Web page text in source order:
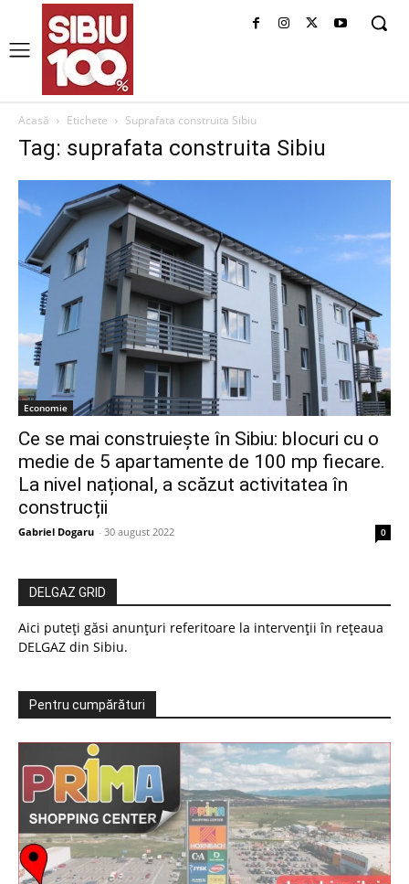
Acasă Etichete Suprafata construita Sibiu
Tag: suprafata construita Sibiu
Economie
Ce se mai construiește în Sibiu: blocuri cu o
medie de 5 apartamente de 100 mp fiecare.
La nivel național, a scăzut activitatea în
construcții
Gabriel Dogaru - 30 august 2022 0
DELGAZ GRID
Aici puteți găsi anunțuri referitoare la intervenții în rețeaua
DELGAZ din Sibiu.
Pentru cumpărături